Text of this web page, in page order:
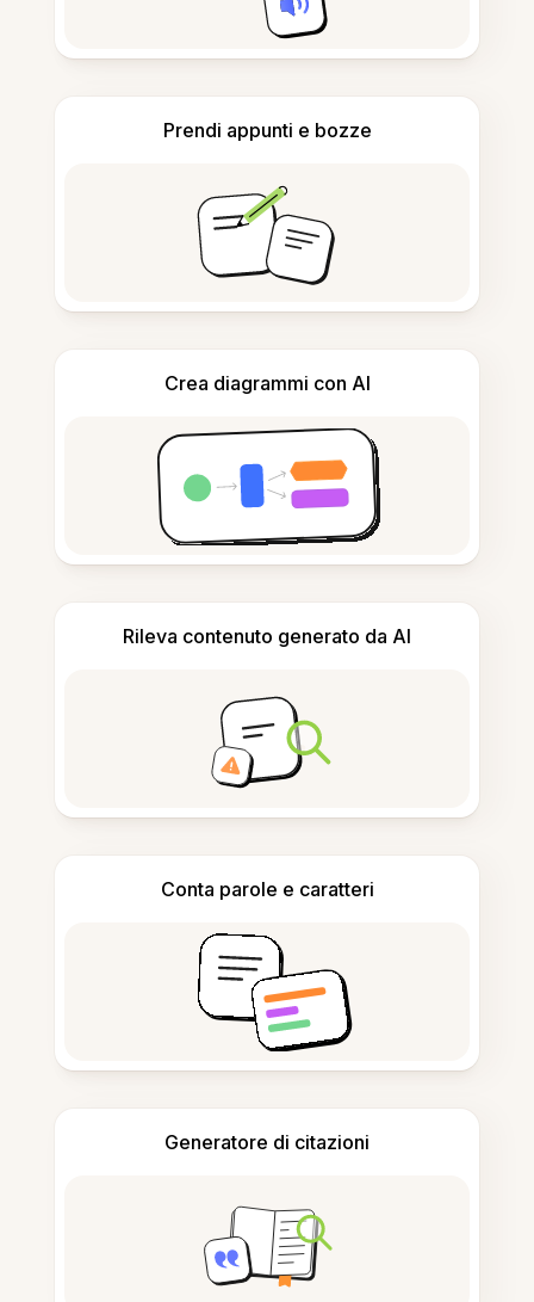
Prendi appunti e bozze
Crea diagrammi con AI
Rileva contenuto generato da AI
Conta parole e caratteri
Generatore di citazioni